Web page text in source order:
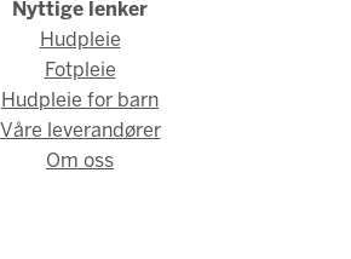
Nyttige lenker
Hudpleie
Fotpleie
Hudpleie for barn
Våre leverandører
Om oss